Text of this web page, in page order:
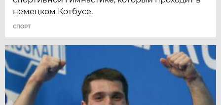
немецком Котбусе.
СПОРТ